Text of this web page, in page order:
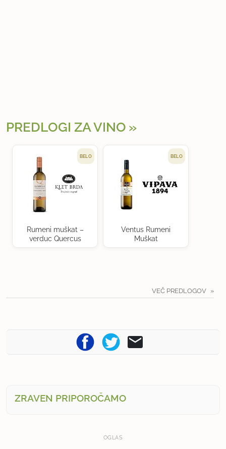
PREDLOGI ZA VINO
BELO
Rumeni muškat –
verduc Quercus
BELO
Ventus Rumeni
Muškat
VEČ PREDLOGOV
ZRAVEN PRIPOROČAMO
OGLAS